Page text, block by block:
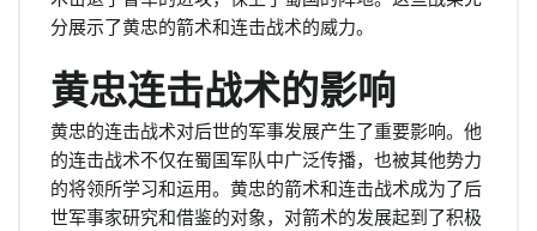
分展示了黄忠的箭术和连击战术的威力。
黄忠连击战术的影响
黄忠的连击战术对后世的军事发展产生了重要影响。他
的连击战术不仅在蜀国军队中广泛传播，也被其他势力
的将领所学习和运用。黄忠的箭术和连击战术成为了后
世军事家研究和借鉴的对象，对箭术的发展起到了积极